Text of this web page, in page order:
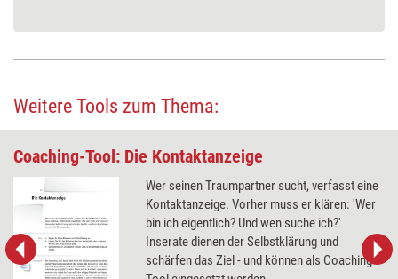
Weitere Tools zum Thema:
Coaching-Tool: Die Kontaktanzeige
Wer seinen Traumpartner sucht, verfasst eine
Kontaktanzeige. Vorher muss er klären: 'Wer
bin ich eigentlich? Und wen suche ich?'
Inserate dienen der Selbstklärung und
schärfen das Ziel - und können als Coaching-